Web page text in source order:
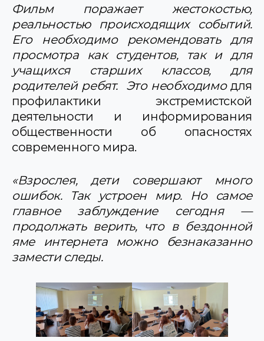
Фильм поражает жестокостью,
реальностью происходящих событий.
Его необходимо рекомендовать для
просмотра как студентов, так и для
учащихся старших классов, для
родителей ребят. Это необходимодля
профилактики экстремистской
деятельности и информирования
общественности об опасностях
современного мира.
«Взрослея, дети совершают много
ошибок. Так устроен мир. Но самое
главное заблуждение сегодня —
продолжать верить, что в бездонной
яме интернета можно безнаказанно
замести следы.